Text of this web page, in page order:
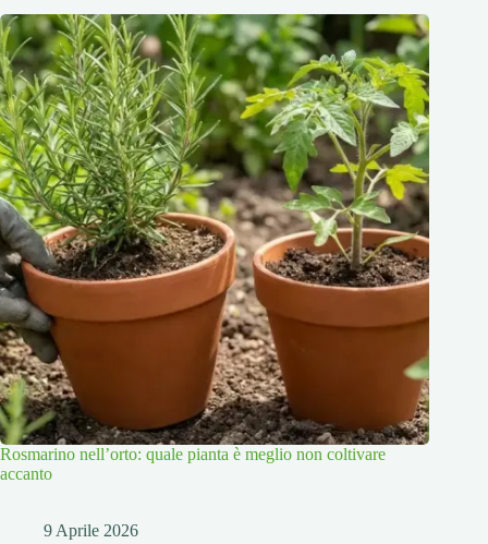
Rosmarino nell’orto: quale pianta è meglio non coltivare
accanto
9 Aprile 2026